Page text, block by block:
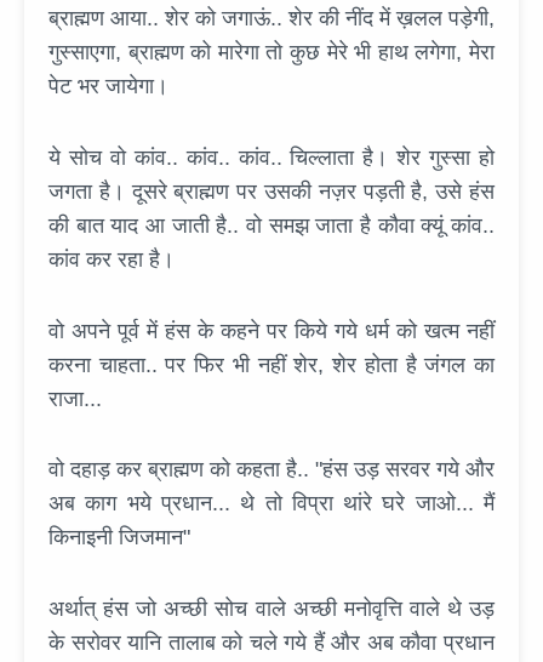
ब्राह्मण आया.. शेर को जगाऊं.. शेर की नींद में ख़लल पड़ेगी,
गुस्साएगा, ब्राह्मण को मारेगा तो कुछ मेरे भी हाथ लगेगा, मेरा
पेट भर जायेगा।
ये सोच वो कांव.. कांव.. कांव.. चिल्लाता है। शेर गुस्सा हो
जगता है। दूसरे ब्राह्मण पर उसकी नज़र पड़ती है, उसे हंस
की बात याद आ जाती है.. वो समझ जाता है कौवा क्यूं कांव..
कांव कर रहा है।
वो अपने पूर्व में हंस के कहने पर किये गये धर्म को खत्म नहीं
करना चाहता.. पर फिर भी नहीं शेर, शेर होता है जंगल का
राजा...
वो दहाड़ कर ब्राह्मण को कहता है.. "हंस उड़ सरवर गये और
अब काग भये प्रधान... थे तो विप्रा थांरे घरे जाओ... मैं
किनाइनी जिजमान"
अर्थात् हंस जो अच्छी सोच वाले अच्छी मनोवृत्ति वाले थे उड़
के सरोवर यानि तालाब को चले गये हैं और अब कौवा प्रधान